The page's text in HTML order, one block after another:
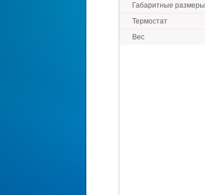
Габаритные размеры
Термостат
Вес